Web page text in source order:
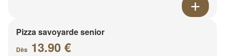
Pizza savoyarde senior
Dès 13.90 €